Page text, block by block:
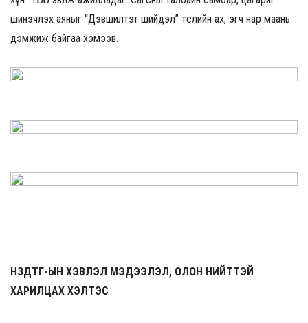
шинэчлэх аяныг “Дэвшилтэт шийдэл” төслийн ах, эгч нар маань
дэмжиж байгаа хэмээв.
НЗДТГ-ЫН ХЭВЛЭЛ МЭДЭЭЛЭЛ, ОЛОН НИЙТТЭЙ
ХАРИЛЦАХ ХЭЛТЭС